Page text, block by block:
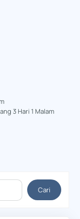
3 Hari 1 Malam
Cari